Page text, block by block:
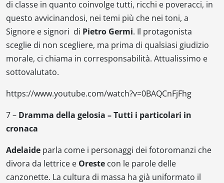
di classe in quanto coinvolge tutti, ricchi e poveracci, in
questo avvicinandosi, nei temi più che nei toni, a
Signore e signori di Pietro Germi. Il protagonista
sceglie di non scegliere, ma prima di qualsiasi giudizio
morale, ci chiama in corresponsabilità. Attualissimo e
sottovalutato.
https://www.youtube.com/watch?v=0BAQCnFjFhg
7 – Dramma della gelosia – Tutti i particolari in
cronaca
Adelaide parla come i personaggi dei fotoromanzi che
divora da lettrice e Oreste con le parole delle
canzonette. La cultura di massa ha già uniformato il